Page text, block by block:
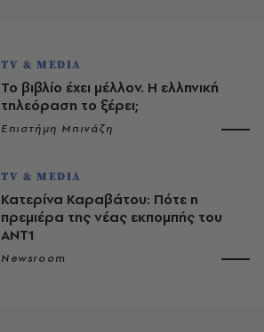
TV & MEDIA
Το βιβλίο έχει μέλλον. Η ελληνική
τηλεόραση το ξέρει;
Επιστήμη Μπινάζη
TV & MEDIA
Κατερίνα Καραβάτου: Πότε η
πρεμιέρα της νέας εκπομπής του
ΑΝΤ1
Newsroom